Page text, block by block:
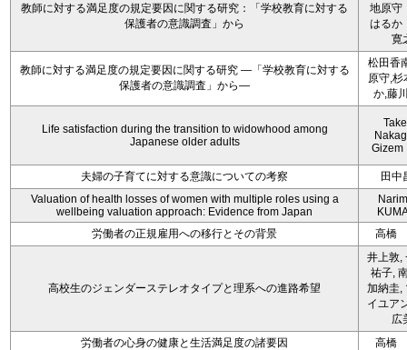
教師に対する満足度の規定要因に関する研究：「学校教育に対する
保護者の意識調査」から
地原守
はるか
寛
教師に対する満足度の規定要因に関する研究 ―「学校教育に対する
保護者の意識調査」から―
松田香
原守,杉
か,藤
Life satisfaction during the transition to widowhood among
Japanese older adults
Gizem
夫婦の子育てに対する意識についての考察
田中
Valuation of health losses of women with multiple roles using a
wellbeing valuation approach: Evidence from Japan
労働者の正規雇用への移行とその背景
高橋
高校生のジェンダーステレオタイプと理系への進路希望
井上敦,
祐子,
加納圭,
イユア
広
労働者の心身の健康と生活満足度の諸要因
高橋